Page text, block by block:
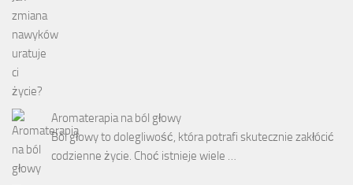
Aromaterapia na ból głowy
Ból głowy to dolegliwość, która potrafi skutecznie zakłócić
codzienne życie. Choć istnieje wiele …